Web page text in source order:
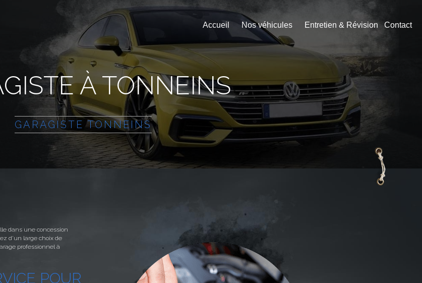
Accueil Nos véhicules Entretien & Révision Contact
À TONNEINS
GARAGISTE TONNEINS
dans une concession
d’un large choix de
professionnel à
POUR